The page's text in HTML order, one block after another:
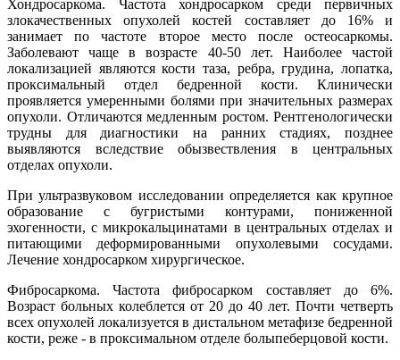
Хондросаркома. Частота хондросарком среди первичных
злокачественных опухолей костей составляет до 16% и
занимает по частоте второе место после остеосаркомы.
Заболевают чаще в возрасте 40-50 лет. Наиболее частой
локализацией являются кости таза, ребра, грудина, лопатка,
проксимальный отдел бедренной кости. Клинически
проявляется умеренными болями при значительных размерах
опухоли. Отличаются медленным ростом. Рентгенологически
трудны для диагностики на ранних стадиях, позднее
выявляются вследствие обызвествления в центральных
отделах опухоли.
При ультразвуковом исследовании определяется как крупное
образование с бугристыми контурами, пониженной
эхогенности, с микрокальцинатами в центральных отделах и
питающими деформированными опухолевыми сосудами.
Лечение хондросарком хирургическое.
Фибросаркома. Частота фибросарком составляет до 6%.
Возраст больных колеблется от 20 до 40 лет. Почти четверть
всех опухолей локализуется в дистальном метафизе бедренной
кости, реже - в проксимальном отделе болыпеберцовой кости.